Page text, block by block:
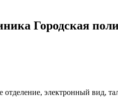
Городская
отделение, электронный вид,